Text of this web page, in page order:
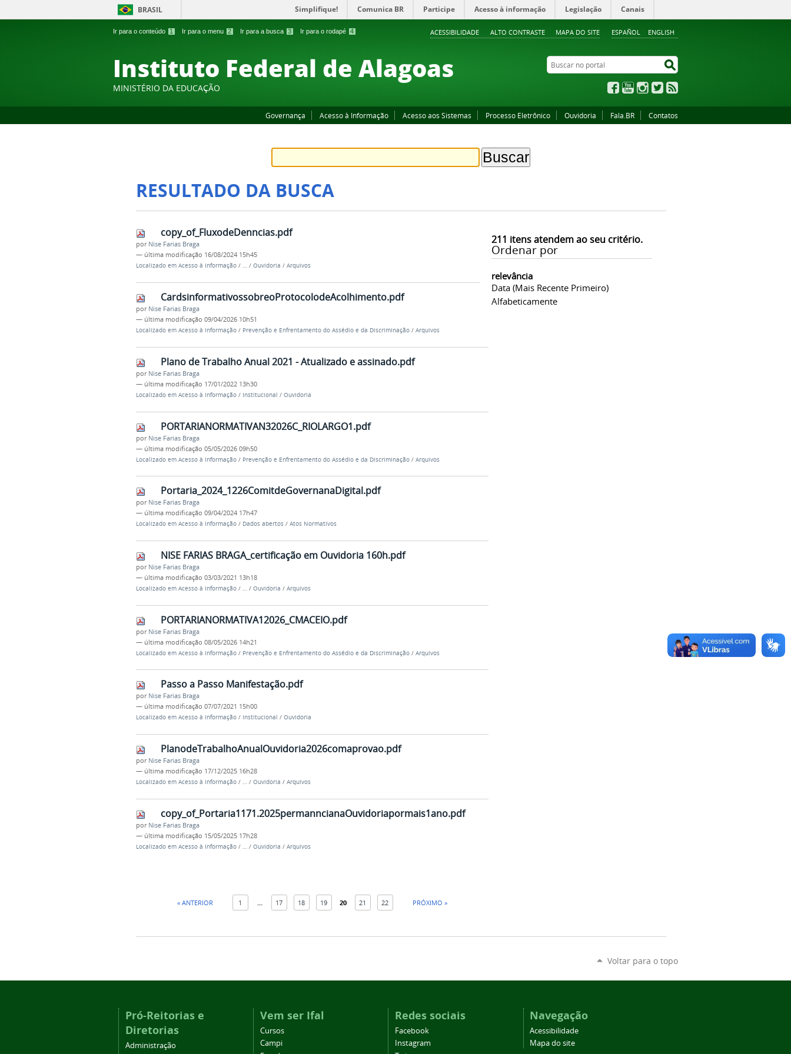
Ir para o conteúdo 1 Ir para o menu 2 Ir para a busca 3 Ir para o rodapé 4 ESPAÑOL ENGLISH
ACESSIBILIDADE ALTO CONTRASTE MAPA DO SITE
BRASIL Simplifique! Comunica BR Participe Acesso à informação Legislação Canais
Instituto Federal de Alagoas
MINISTÉRIO DA EDUCAÇÃO
Buscar no portal
FacebookYouTubeInstagram
Twitter
Governança Acesso à Informação Acesso aos Sistemas Processo Eletrônico Ouvidoria Fala.BR Contatos
RESULTADO DA BUSCA
211 itens atendem ao seu critério.
Ordenar por
relevância
Data (mais Recente Primeiro)
Alfabeticamente
copy_of_FluxodeDenncias.pdf
por Nise Farias Braga
— última modificação 16/08/2024 15h45
Localizado em Acesso à Informação / … / Ouvidoria / Arquivos
CardsinformativossobreoProtocolodeAcolhimento.pdf
por Nise Farias Braga
— última modificação 09/04/2026 10h51
Localizado em Acesso à Informação / Prevenção e Enfrentamento do Assédio e da Discriminação / Arquivos
Plano de Trabalho Anual 2021 - Atualizado e assinado.pdf
por Nise Farias Braga
— última modificação 17/01/2022 13h30
Localizado em Acesso à Informação / Institucional / Ouvidoria
PORTARIANORMATIVAN32026C_RIOLARGO1.pdf
por Nise Farias Braga
— última modificação 05/05/2026 09h50
Localizado em Acesso à Informação / Prevenção e Enfrentamento do Assédio e da Discriminação / Arquivos
Portaria_2024_1226ComitdeGovernanaDigital.pdf
por Nise Farias Braga
— última modificação 09/04/2024 17h47
Localizado em Acesso à Informação / Dados abertos / Atos Normativos
NISE FARIAS BRAGA_certificação em Ouvidoria 160h.pdf
por Nise Farias Braga
— última modificação 03/03/2021 13h18
Localizado em Acesso à Informação / … / Ouvidoria / Arquivos
PORTARIANORMATIVA12026_CMACEIO.pdf
por Nise Farias Braga
— última modificação 08/05/2026 14h21
Localizado em Acesso à Informação / Prevenção e Enfrentamento do Assédio e da Discriminação / Arquivos
Passo a Passo Manifestação.pdf
por Nise Farias Braga
— última modificação 07/07/2021 15h00
Localizado em Acesso à Informação / Institucional / Ouvidoria
PlanodeTrabalhoAnualOuvidoria2026comaprovao.pdf
por Nise Farias Braga
— última modificação 17/12/2025 16h28
Localizado em Acesso à Informação / … / Ouvidoria / Arquivos
copy_of_Portaria1171.2025permanncianaOuvidoriapormais1ano.pdf
por Nise Farias Braga
— última modificação 15/05/2025 17h28
Localizado em Acesso à Informação / … / Ouvidoria / Arquivos
« ANTERIOR 1 17 18 19 20 21 22 PRÓXIMO »
Voltar para o topo
Pró-Reitorias e
Diretorias
Administração
Vem ser Ifal
Cursos
Campi
Redes sociais
Facebook
Instagram
Navegação
Acessibilidade
Mapa do site